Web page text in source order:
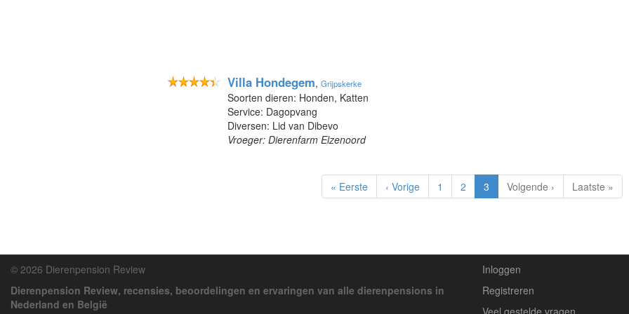
Villa Hondegem, Grijpskerke
Soorten dieren: Honden, Katten
Service: Dagopvang
Diversen: Lid van Dibevo
Vroeger: Dierenfarm Elzenoord
« Eerste ‹ Vorige 1 2 3 Volgende › Laatste »
© 2026 Dierenpension Review
Dierenpension Review, recensies, beoordelingen en ervaringen van alle dierenpensions in
Nederland en België
Inloggen
Registreren
Veel gestelde vragen